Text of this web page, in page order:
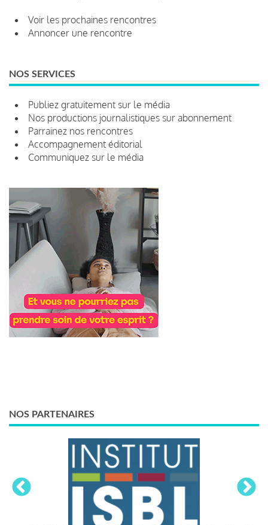
Voir les prochaines rencontres
Annoncer une rencontre
NOS SERVICES
Publiez gratuitement sur le média
Nos productions journalistiques sur abonnement
Parrainez nos rencontres
Accompagnement éditorial
Communiquez sur le média
NOS PARTENAIRES